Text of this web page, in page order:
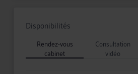
Disponibilités
Rendez-vous
cabinet
Consultation
vidéo